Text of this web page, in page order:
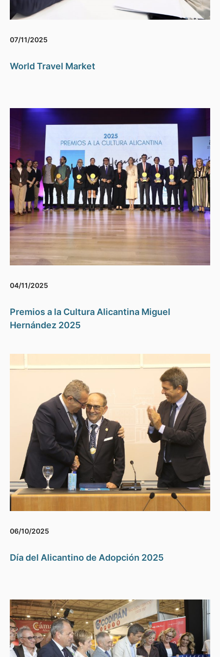
07/11/2025
World Travel Market
04/11/2025
Premios a la Cultura Alicantina Miguel
Hernández 2025
06/10/2025
Día del Alicantino de Adopción 2025